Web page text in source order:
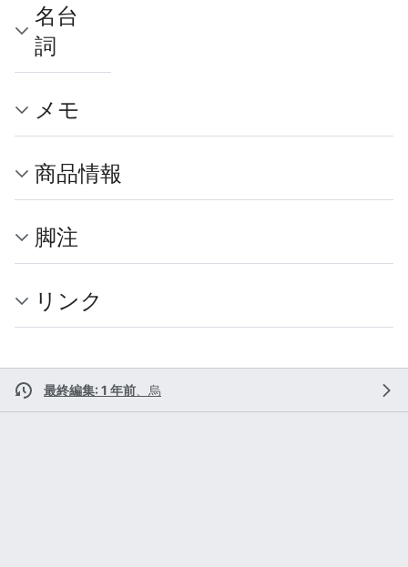
名台
詞
メモ
商品情報
脚注
リンク
最終編集: 1 年前 烏